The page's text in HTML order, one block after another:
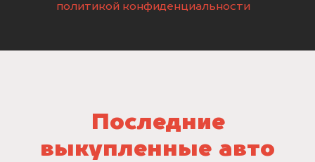
политикой конфиденциальности
Последние
выкупленные авто